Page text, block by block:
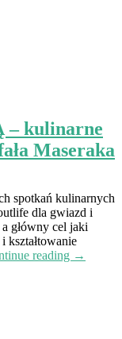
– kulinarne
Maseraka
spotkań kulinarnych
dla gwiazd i
główny cel jaki
kształtowanie
reading →